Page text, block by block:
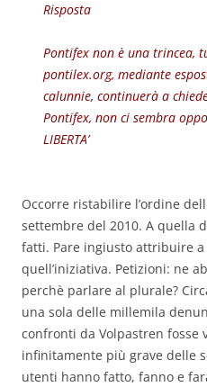
Risposta
Pontifex non è una trincea,
pontilex.org, mediante
calunnie, continuerà a
Pontifex, non ci sembra
LIBERTA’
Occorre ristabilire l’ordine
settembre del 2010. A quella
fatti. Pare ingiusto attribuire
quell’iniziativa. Petizioni: ne
perchè parlare al plurale?
una sola delle millemila
confronti da Volpastren fosse
infinitamente più grave delle
utenti hanno fatto, fanno e